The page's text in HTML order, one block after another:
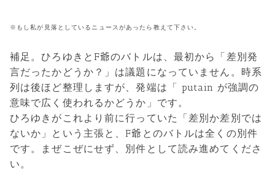
※もし私が見落としているニュースがあったら教えて下さい。
補足。ひろゆきとF爺のバトルは、最初から「差別発
言だったかどうか？」は議題になっていません。時系
列は後ほど整理しますが、発端は「 putain が強調の
意味で広く使われるかどうか」です。
ひろゆきがこれより前に行っていた「差別か差別では
ないか」という主張と、F爺とのバトルは全くの別件
です。まぜこぜにせず、別件として読み進めてくださ
い。